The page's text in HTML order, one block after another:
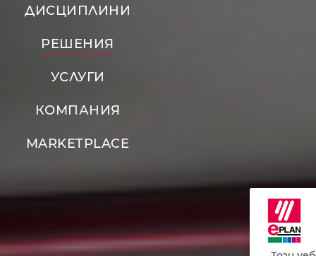
ДИСЦИПЛИНИ
РЕШЕНИЯ
УСЛУГИ
КОМПАНИЯ
MARKETPLACE